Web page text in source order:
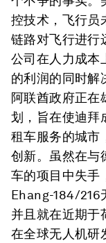
控技术，飞行员
链路对飞行进行
公司在人力成本
的利润的同时解
阿联酋政府正在
划，旨在使迪拜
租车服务的城市
创新。虽然在与
车的项目中失手
Ehang-184/216
并且就在近期于
在全球无人机研